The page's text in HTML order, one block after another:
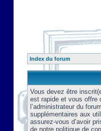
Index du forum
Vous devez être
est rapide et vous offre
l’administrateur du
supplémentaires aux
assurez-vous d’avoir
de notre politique de